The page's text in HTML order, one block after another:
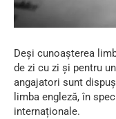
Deși cunoașterea
de zi cu zi și pentru
angajatori sunt
limba engleză, în
internaționale.